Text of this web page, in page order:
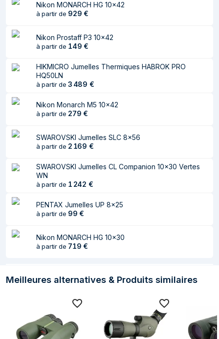
Nikon MONARCH HG 10x42
à partir de 929 €
Nikon Prostaff P3 10x42
à partir de 149 €
HIKMICRO Jumelles Thermiques HABROK PRO
HQ50LN
à partir de 3 489 €
Nikon Monarch M5 10x42
à partir de 279 €
SWAROVSKI Jumelles SLC 8x56
à partir de 2 169 €
SWAROVSKI Jumelles CL Companion 10x30 Vertes
WN
à partir de 1 242 €
PENTAX Jumelles UP 8x25
à partir de 99 €
Nikon MONARCH HG 10x30
à partir de 719 €
Meilleures alternatives & Produits similaires